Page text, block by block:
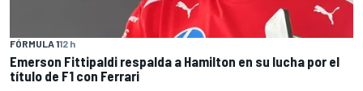
FÓRMULA 112 h
Emerson Fittipaldi respalda a Hamilton en su lucha por el
título de F1 con Ferrari